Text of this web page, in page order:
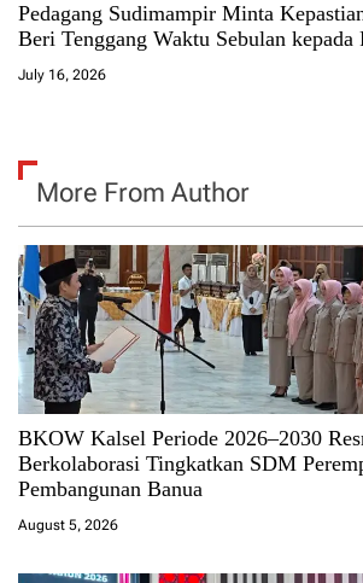
Pedagang Sudimampir Minta
Beri Tenggang Waktu Sebulan kepada
July 16, 2026
More From Author
BKOW Kalsel Periode 2026–2030
Berkolaborasi Tingkatkan SDM
Pembangunan Banua
August 5, 2026